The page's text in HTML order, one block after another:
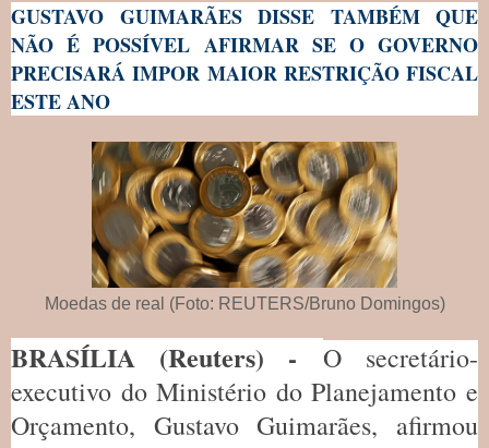
GUSTAVO GUIMARÃES DISSE TAMBÉM QUE
NÃO É POSSÍVEL AFIRMAR SE O GOVERNO
PRECISARÁ IMPOR MAIOR RESTRIÇÃO FISCAL
ESTE ANO
Moedas de real (Foto: REUTERS/Bruno Domingos)
BRASÍLIA (Reuters) - O secretário-
executivo do Ministério do Planejamento e
Orçamento, Gustavo Guimarães, afirmou